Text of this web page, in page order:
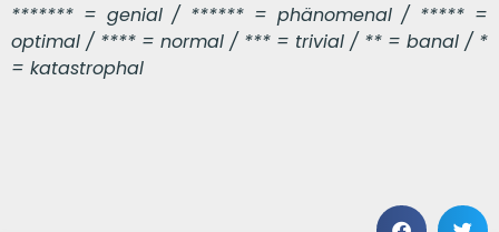
******* = genial / ****** = phänomenal / ***** =
optimal / **** = normal / *** = trivial / ** = banal / *
= katastrophal